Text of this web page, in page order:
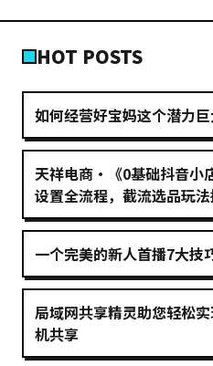
HOT POSTS
如何经营好宝妈这个潜力巨
天祥电商·《0基础抖音小
设置全流程，截流选品玩
一个完美的新人首播7大技
局域网共享精灵助您轻松
机共享